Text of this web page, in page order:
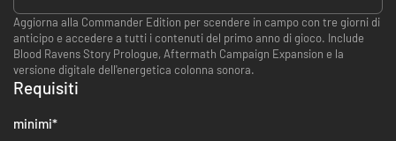
Aggiorna alla Commander Edition per scendere in campo con tre giorni di
anticipo e accedere a tutti i contenuti del primo anno di gioco. Include
Blood Ravens Story Prologue, Aftermath Campaign Expansion e la
versione digitale dell'energetica colonna sonora.
Requisiti
minimi*